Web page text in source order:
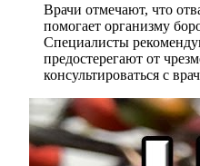
Врачи отмечают, что
помогает организму
Специалисты
предостерегают от
консультироваться с